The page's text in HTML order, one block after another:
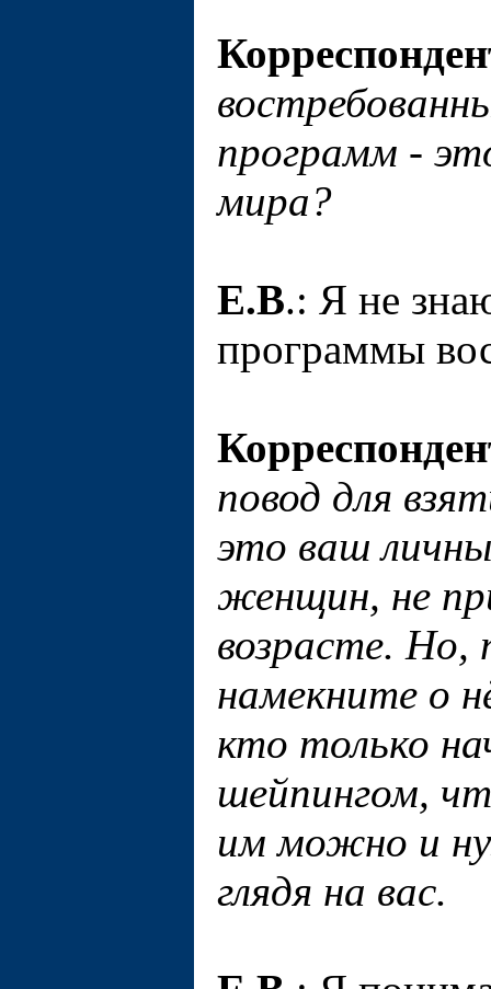
программ -
мира?
Е.В.: Я не
программы
повод для
это ваш
женщин, не
возрасте. Но,
намекните о
кто только
шейпингом,
им можно и
глядя на вас.